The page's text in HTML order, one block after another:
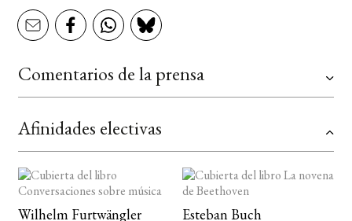
Comentarios de la prensa
Afinidades electivas
Wilhelm Furtwängler
Esteban Buch